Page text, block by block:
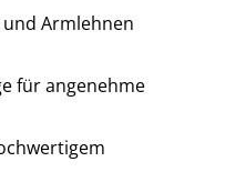
und Armlehnen
für angenehme